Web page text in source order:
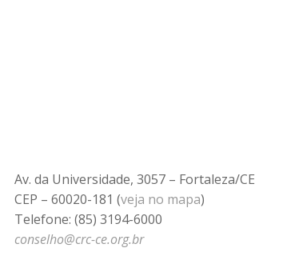
Av. da Universidade, 3057 – Fortaleza/CE
CEP – 60020-181 (veja no mapa)
Telefone: (85) 3194-6000
conselho@crc-ce.org.br